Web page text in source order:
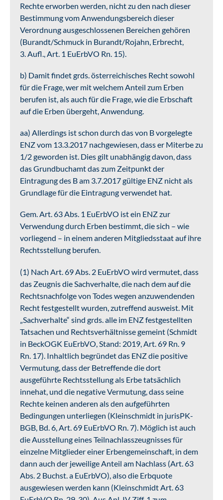
Rechte erworben werden, nicht zu den nach dieser
Bestimmung vom Anwendungsbereich dieser
Verordnung ausgeschlossenen Bereichen gehören
(Burandt/Schmuck in Burandt/Rojahn, Erbrecht,
3. Aufl., Art. 1 EuErbVO Rn. 15).
b) Damit findet grds. österreichisches Recht sowohl
für die Frage, wer mit welchem Anteil zum Erben
berufen ist, als auch für die Frage, wie die Erbschaft
auf die Erben übergeht, Anwendung.
aa) Allerdings ist schon durch das von B vorgelegte
ENZ vom 13.3.2017 nachgewiesen, dass er Miterbe zu
1/2 geworden ist. Dies gilt unabhängig davon, dass
das Grundbuchamt das zum Zeitpunkt der
Eintragung des B am 3.7.2017 gültige ENZ nicht als
Grundlage für die Eintragung verwendet hat.
Gem. Art. 63 Abs. 1 EuErbVO ist ein ENZ zur
Verwendung durch Erben bestimmt, die sich – wie
vorliegend – in einem anderen Mitgliedsstaat auf ihre
Rechtsstellung berufen.
(1) Nach Art. 69 Abs. 2 EuErbVO wird vermutet, dass
das Zeugnis die Sachverhalte, die nach dem auf die
Rechtsnachfolge von Todes wegen anzuwendenden
Recht festgestellt wurden, zutreffend ausweist. Mit
„Sachverhalte“ sind grds. alle im ENZ festgestellten
Tatsachen und Rechtsverhältnisse gemeint (Schmidt
in BeckOGK EuErbVO, Stand: 2019, Art. 69 Rn. 9
Rn. 17). Inhaltlich begründet das ENZ die positive
Vermutung, dass der Betreffende die dort
ausgeführte Rechtsstellung als Erbe tatsächlich
innehat, und die negative Vermutung, dass seine
Rechte keinen anderen als den aufgeführten
Bedingungen unterliegen (Kleinschmidt in jurisPK-
BGB, Bd. 6, Art. 69 EuErbVO Rn. 7). Möglich ist auch
die Ausstellung eines Teilnachlasszeugnisses für
einzelne Mitglieder einer Erbengemeinschaft, in dem
dann auch der jeweilige Anteil am Nachlass (Art. 63
Abs. 2 Buchst. a EuErbVO), also die Erbquote
ausgewiesen werden kann (Kleinschmidt Art. 63